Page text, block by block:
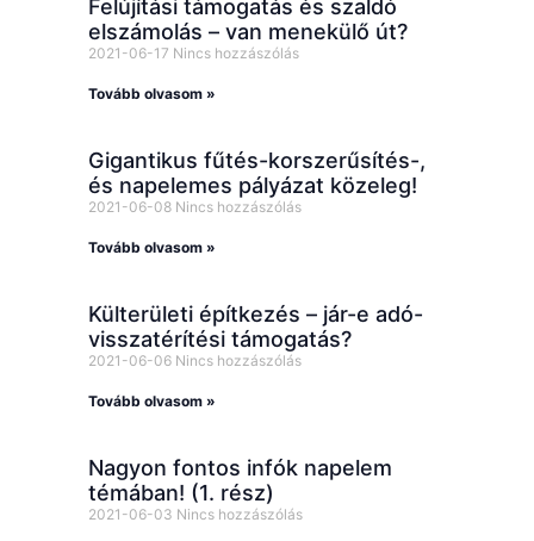
Felújítási támogatás és szaldó
elszámolás – van menekülő út?
2021-06-17 Nincs hozzászólás
Tovább olvasom »
Gigantikus fűtés-korszerűsítés-,
és napelemes pályázat közeleg!
2021-06-08 Nincs hozzászólás
Tovább olvasom »
Külterületi építkezés – jár-e adó-
visszatérítési támogatás?
2021-06-06 Nincs hozzászólás
Tovább olvasom »
Nagyon fontos infók napelem
témában! (1. rész)
2021-06-03 Nincs hozzászólás